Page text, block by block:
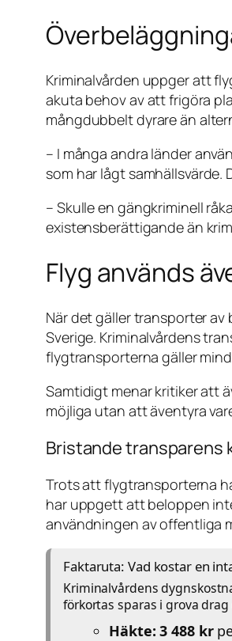
Kriminalvården uppger att
akuta behov av att frigöra
mångdubbelt dyrare än
– I många andra länder
som har lågt
– Skulle en gängkriminell
existensberättigande än
Flyg används
När det gäller transporter
Sverige. Kriminalvårdens
flygtransporterna gäller
Samtidigt menar kritiker att
möjliga utan att äventyra
Bristande transparens
Trots att flygtransporterna
har uppgett att beloppen
användningen av offentliga
Faktaruta: Vad kostar en
Kriminalvårdens
förkortas sparas i grova
Häkte: 3 488 kr